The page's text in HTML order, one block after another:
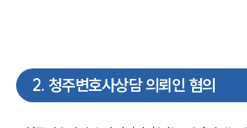
2. 청주변호사상담 의뢰인 혐의